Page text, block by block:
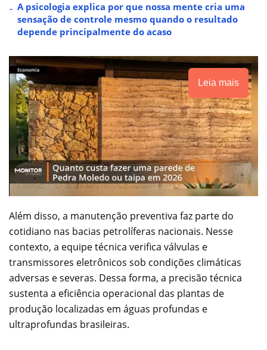
A psicologia explica por que nossa mente cria uma
sensação de controle mesmo quando o resultado
depende principalmente do acaso
Leia mais
Além disso, a manutenção preventiva faz parte do
cotidiano nas bacias petrolíferas nacionais. Nesse
contexto, a equipe técnica verifica válvulas e
transmissores eletrônicos sob condições climáticas
adversas e severas. Dessa forma, a precisão técnica
sustenta a eficiência operacional das plantas de
produção localizadas em águas profundas e
ultraprofundas brasileiras.